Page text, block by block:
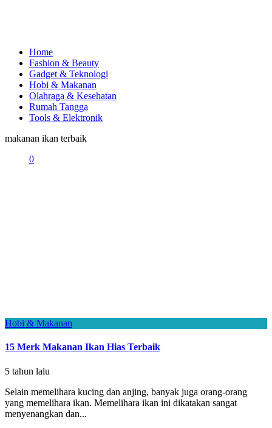
Home
Fashion & Beauty
Gadget & Teknologi
Hobi & Makanan
Olahraga & Kesehatan
Rumah Tangga
Tools & Elektronik
makanan ikan terbaik
0
Hobi & Makanan
15 Merk Makanan Ikan Hias Terbaik
5 tahun lalu
Selain memelihara kucing dan anjing, banyak juga orang-orang
yang memelihara ikan. Memelihara ikan ini dikatakan sangat
menyenangkan dan...